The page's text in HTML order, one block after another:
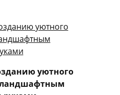
уютного
ландшафтным